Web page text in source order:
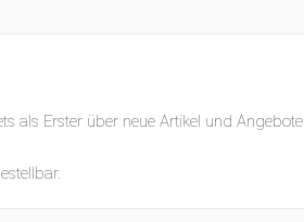
als Erster über neue Artikel und Angebote